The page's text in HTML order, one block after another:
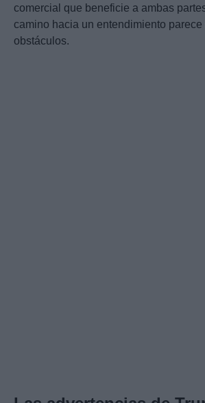
comercial que beneficie a ambas
camino hacia un entendimiento
obstáculos.